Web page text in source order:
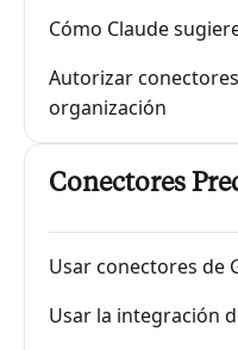
Cómo Claude
Autorizar
organización
Conectores
Usar conectores de
Usar la integración